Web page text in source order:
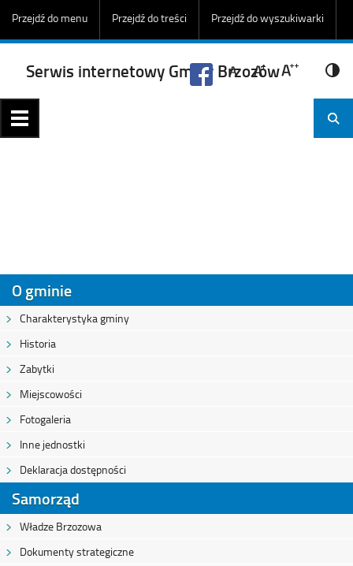
Przejdź do menu Przejdź do treści Przejdź do wyszukiwarki
Serwis internetowy Gminy Brzozów
O gminie
Charakterystyka gminy
Historia
Zabytki
Miejscowości
Fotogaleria
Inne jednostki
Deklaracja dostępności
Samorząd
Władze Brzozowa
Dokumenty strategiczne